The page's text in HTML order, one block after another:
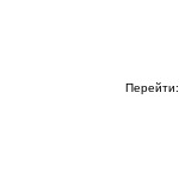
Перейти: